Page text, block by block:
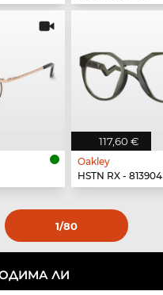
117,60 €
Oakley
HSTN RX - 813904
1/80
ЛИ